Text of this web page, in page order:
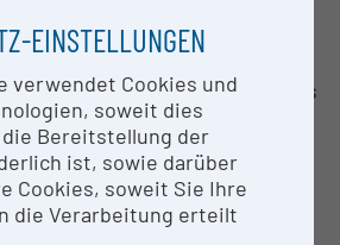
des DCNA
des mobilen Forschungslabors
Network Austria (DCNA).
des vom BMBWF
Strukturmittel (HRSM)
und gemeinsam mit den
(Technische
EINSTELLUNGEN
verwendet Cookies und
soweit dies
Bereitstellung der
ist, sowie darüber
Cookies, soweit Sie Ihre
die Verarbeitung erteilt